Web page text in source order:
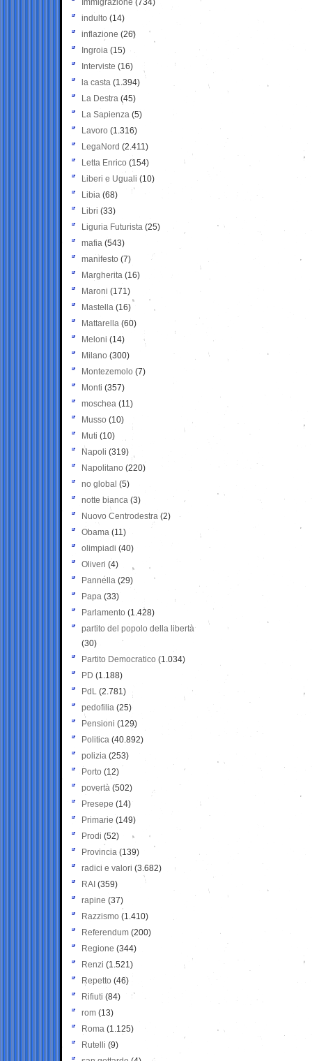
Immigrazione (734)
indulto (14)
inflazione (26)
Ingroia (15)
Interviste (16)
la casta (1.394)
La Destra (45)
La Sapienza (5)
Lavoro (1.316)
LegaNord (2.411)
Letta Enrico (154)
Liberi e Uguali (10)
Libia (68)
Libri (33)
Liguria Futurista (25)
mafia (543)
manifesto (7)
Margherita (16)
Maroni (171)
Mastella (16)
Mattarella (60)
Meloni (14)
Milano (300)
Montezemolo (7)
Monti (357)
moschea (11)
Musso (10)
Muti (10)
Napoli (319)
Napolitano (220)
no global (5)
notte bianca (3)
Nuovo Centrodestra (2)
Obama (11)
olimpiadi (40)
Oliveri (4)
Pannella (29)
Papa (33)
Parlamento (1.428)
partito del popolo della libertà
(30)
Partito Democratico (1.034)
PD (1.188)
PdL (2.781)
pedofilia (25)
Pensioni (129)
Politica (40.892)
polizia (253)
Porto (12)
povertà (502)
Presepe (14)
Primarie (149)
Prodi (52)
Provincia (139)
radici e valori (3.682)
RAI (359)
rapine (37)
Razzismo (1.410)
Referendum (200)
Regione (344)
Renzi (1.521)
Repetto (46)
Rifiuti (84)
rom (13)
Roma (1.125)
Rutelli (9)